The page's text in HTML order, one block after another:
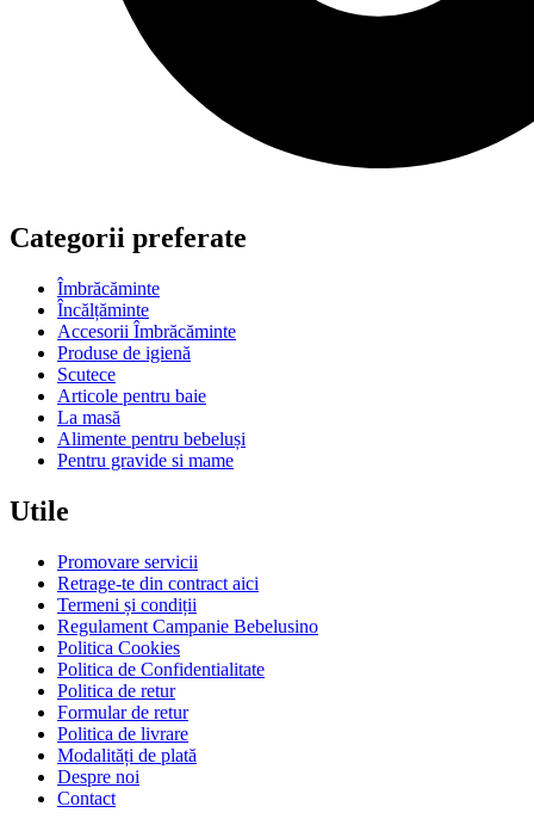
Categorii preferate
Îmbrăcăminte
Încălțăminte
Accesorii Îmbrăcăminte
Produse de igienă
Scutece
Articole pentru baie
La masă
Alimente pentru bebeluși
Pentru gravide si mame
Utile
Promovare servicii
Retrage-te din contract aici
Termeni și condiții
Regulament Campanie Bebelusino
Politica Cookies
Politica de Confidentialitate
Politica de retur
Formular de retur
Politica de livrare
Modalități de plată
Despre noi
Contact